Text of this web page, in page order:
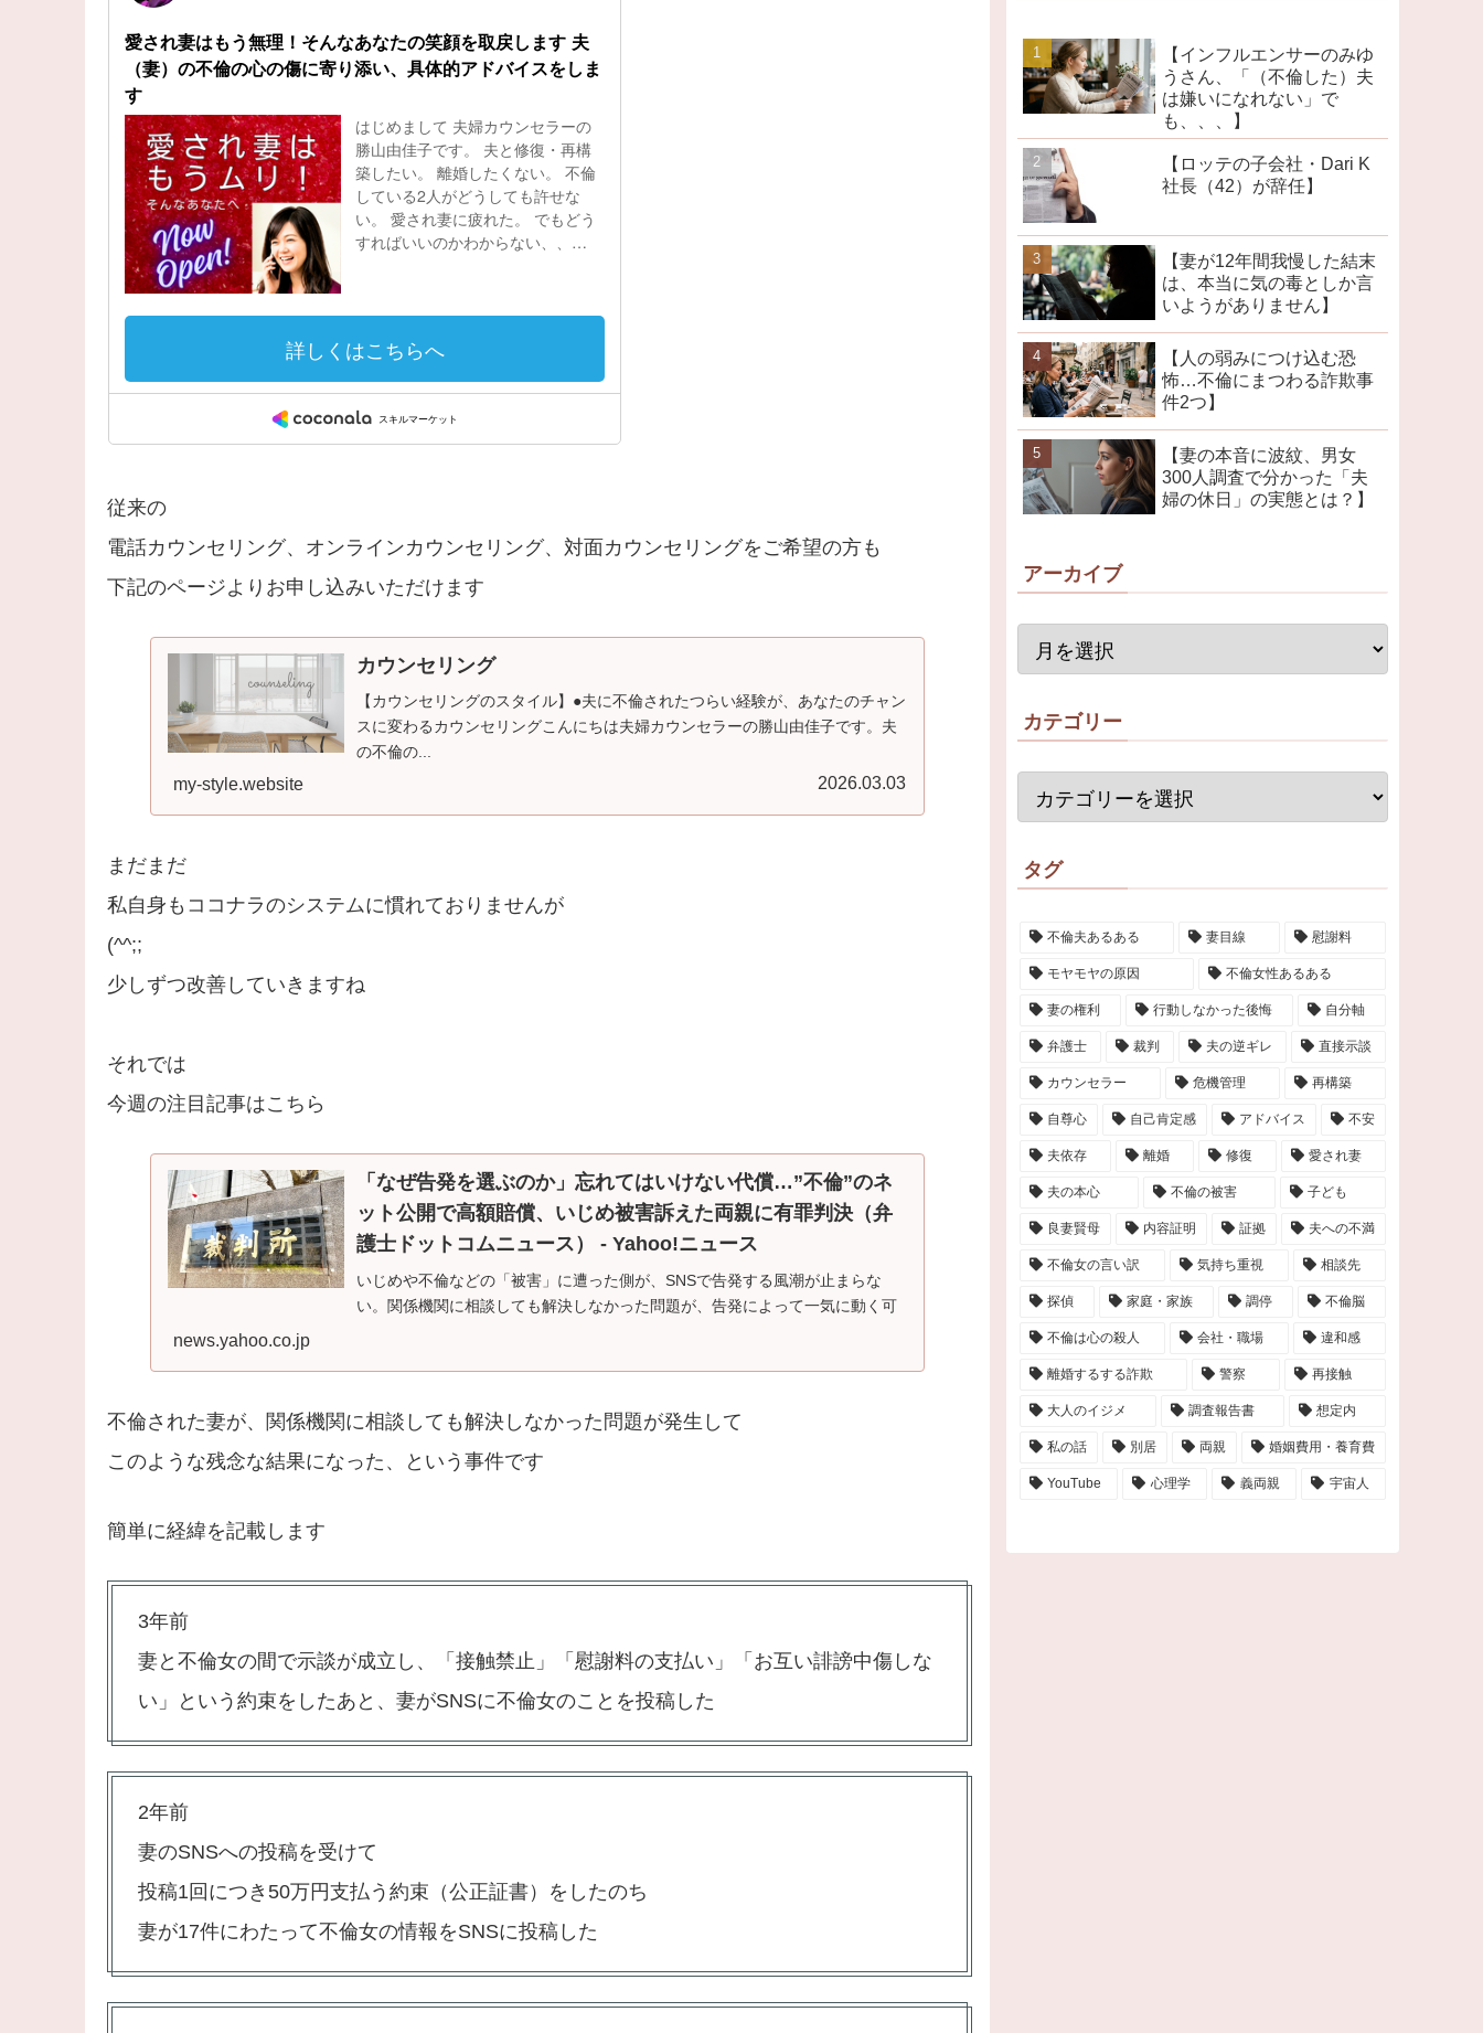
従来の
電話カウンセリング、オンラインカウンセリング、対面カウンセリングをご希望の方も
下記のページよりお申し込みいただけます
カウンセリング
【カウンセリングのスタイル】●夫に不倫されたつらい経験が、あなたのチャン
スに変わるカウンセリングこんにちは夫婦カウンセラーの勝山由佳子です。夫
の不倫の...
my-style.website 2026.03.03
まだまだ
私自身もココナラのシステムに慣れておりませんが
(^^;;
少しずつ改善していきますね
それでは
今週の注目記事はこちら
「なぜ告発を選ぶのか」忘れてはいけない代償…”不倫”のネ
ット公開で高額賠償、いじめ被害訴えた両親に有罪判決（弁
護士ドットコムニュース） - Yahoo!ニュース
いじめや不倫などの「被害」に遭った側が、SNSで告発する風潮が止まらな
い。関係機関に相談しても解決しなかった問題が、告発によって一気に動く可
news.yahoo.co.jp
不倫された妻が、関係機関に相談しても解決しなかった問題が発生して
このような残念な結果になった、という事件です
簡単に経緯を記載します
3年前
妻と不倫女の間で示談が成立し、「接触禁止」「慰謝料の支払い」「お互い誹謗中傷しな
い」という約束をしたあと、妻がSNSに不倫女のことを投稿した
2年前
妻のSNSへの投稿を受けて
投稿1回につき50万円支払う約束（公正証書）をしたのち
妻が17件にわたって不倫女の情報をSNSに投稿した
【インフルエンサーのみゆ
うさん、「（不倫した）夫
は嫌いになれない」で
も、、、】
【ロッテの子会社・Dari K
社長（42）が辞任】
【妻が12年間我慢した結末
は、本当に気の毒としか言
いようがありません】
【人の弱みにつけ込む恐
怖…不倫にまつわる詐欺事
件2つ】
【妻の本音に波紋、男女
300人調査で分かった「夫
婦の休日」の実態とは？】
アーカイブ
カテゴリー
タグ
不倫夫あるある 妻目線 慰謝料
モヤモヤの原因 不倫女性あるある
妻の権利 行動しなかった後悔 自分軸
弁護士 裁判 夫の逆ギレ 直接示談
カウンセラー 危機管理 再構築
自尊心 自己肯定感 アドバイス 不安
夫依存 離婚 修復 愛され妻
夫の本心 不倫の被害 子ども
良妻賢母 内容証明 証拠 夫への不満
不倫女の言い訳 気持ち重視 相談先
探偵 家庭・家族 調停 不倫脳
不倫は心の殺人 会社・職場 違和感
離婚するする詐欺 警察 再接触
大人のイジメ 調査報告書 想定内
私の話 別居 両親 婚姻費用・養育費
YouTube 心理学 義両親 宇宙人